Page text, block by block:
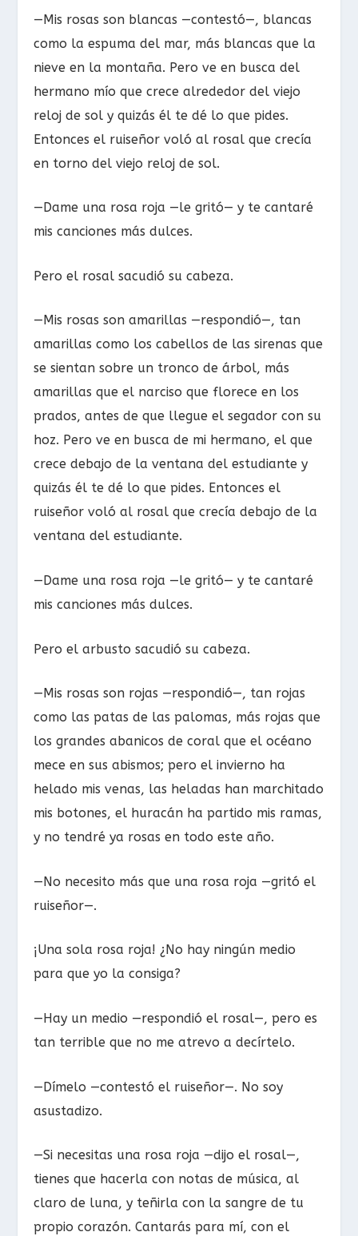
—Mis rosas son blancas —contestó—, blancas
como la espuma del mar, más blancas que la
nieve en la montaña. Pero ve en busca del
hermano mío que crece alrededor del viejo
reloj de sol y quizás él te dé lo que pides.
Entonces el ruiseñor voló al rosal que crecía
en torno del viejo reloj de sol.
—Dame una rosa roja —le gritó— y te cantaré
mis canciones más dulces.
Pero el rosal sacudió su cabeza.
—Mis rosas son amarillas —respondió—, tan
amarillas como los cabellos de las sirenas que
se sientan sobre un tronco de árbol, más
amarillas que el narciso que florece en los
prados, antes de que llegue el segador con su
hoz. Pero ve en busca de mi hermano, el que
crece debajo de la ventana del estudiante y
quizás él te dé lo que pides. Entonces el
ruiseñor voló al rosal que crecía debajo de la
ventana del estudiante.
—Dame una rosa roja —le gritó— y te cantaré
mis canciones más dulces.
Pero el arbusto sacudió su cabeza.
—Mis rosas son rojas —respondió—, tan rojas
como las patas de las palomas, más rojas que
los grandes abanicos de coral que el océano
mece en sus abismos; pero el invierno ha
helado mis venas, las heladas han marchitado
mis botones, el huracán ha partido mis ramas,
y no tendré ya rosas en todo este año.
—No necesito más que una rosa roja —gritó el
ruiseñor—.
¡Una sola rosa roja! ¿No hay ningún medio
para que yo la consiga?
—Hay un medio —respondió el rosal—, pero es
tan terrible que no me atrevo a decírtelo.
—Dímelo —contestó el ruiseñor—. No soy
asustadizo.
—Si necesitas una rosa roja —dijo el rosal—,
tienes que hacerla con notas de música, al
claro de luna, y teñirla con la sangre de tu
propio corazón. Cantarás para mí, con el